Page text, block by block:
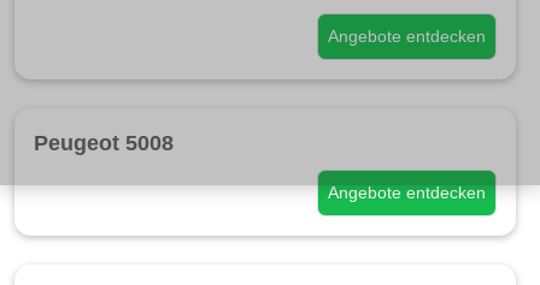
Angebote entdecken
Peugeot 5008
Angebote entdecken